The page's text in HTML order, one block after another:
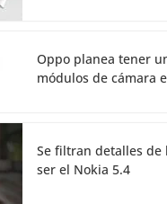
Oppo planea tener
módulos de cámara
Se filtran detalles de
ser el Nokia 5.4